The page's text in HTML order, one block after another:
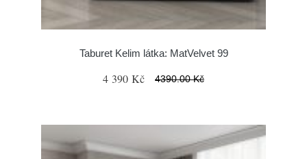
Taburet Kelim látka: MatVelvet 99
4 390 Kč 4390.00 Kč